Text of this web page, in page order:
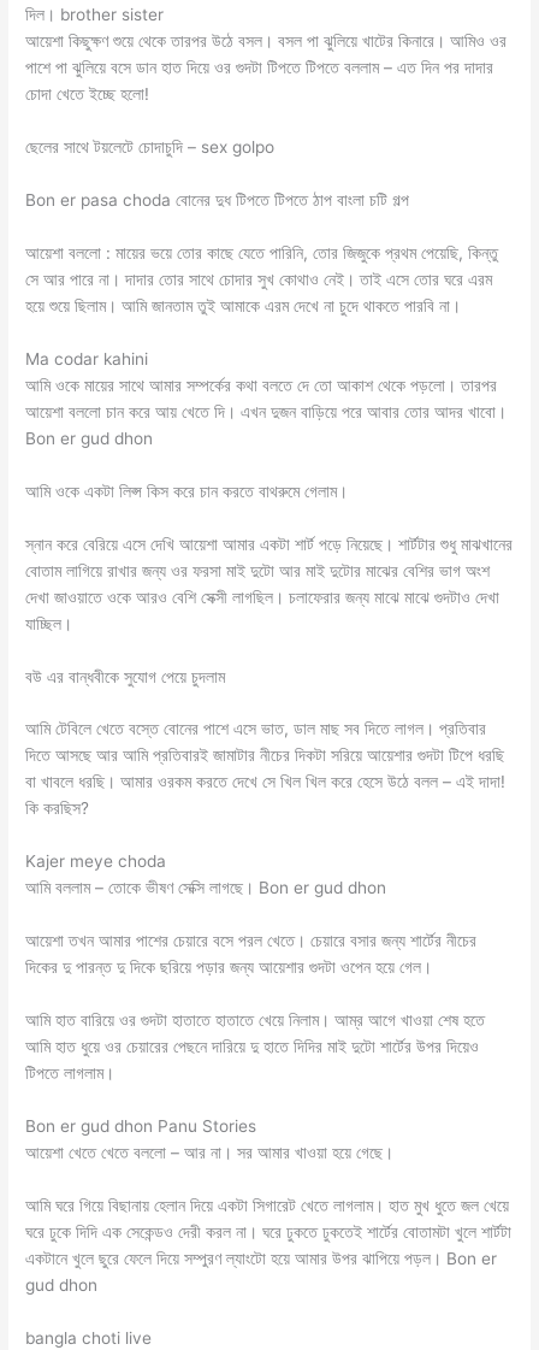
দিল। brother sister
আয়েশা কিছুক্ষণ শুয়ে থেকে তারপর উঠে বসল। বসল পা ঝুলিয়ে খাটের কিনারে। আমিও ওর
পাশে পা ঝুলিয়ে বসে ডান হাত দিয়ে ওর গুদটা টিপতে টিপতে বললাম – এত দিন পর দাদার
চোদা খেতে ইচ্ছে হলো!
ছেলের সাথে টয়লেটে চোদাচুদি – sex golpo
Bon er pasa choda বোনের দুধ টিপতে টিপতে ঠাপ বাংলা চটি গল্প
আয়েশা বললো : মায়ের ভয়ে তোর কাছে যেতে পারিনি, তোর জিজুকে প্রথম পেয়েছি, কিন্তু
সে আর পারে না। দাদার তোর সাথে চোদার সুখ কোথাও নেই। তাই এসে তোর ঘরে এরম
হয়ে শুয়ে ছিলাম। আমি জানতাম তুই আমাকে এরম দেখে না চুদে থাকতে পারবি না।
Ma codar kahini
আমি ওকে মায়ের সাথে আমার সম্পর্কের কথা বলতে দে তো আকাশ থেকে পড়লো। তারপর
আয়েশা বললো চান করে আয় খেতে দি। এখন দুজন বাড়িয়ে পরে আবার তোর আদর খাবো।
Bon er gud dhon
আমি ওকে একটা লিপ্স কিস করে চান করতে বাথরুমে গেলাম।
স্নান করে বেরিয়ে এসে দেখি আয়েশা আমার একটা শার্ট পড়ে নিয়েছে। শার্টটার শুধু মাঝখানের
বোতাম লাগিয়ে রাখার জন্য ওর ফরসা মাই দুটো আর মাই দুটোর মাঝের বেশির ভাগ অংশ
দেখা জাওয়াতে ওকে আরও বেশি সেক্সী লাগছিল। চলাফেরার জন্য মাঝে মাঝে গুদটাও দেখা
যাচ্ছিল।
বউ এর বান্ধবীকে সুযোগ পেয়ে চুদলাম
আমি টেবিলে খেতে বস্তে বোনের পাশে এসে ভাত, ডাল মাছ সব দিতে লাগল। প্রতিবার
দিতে আসছে আর আমি প্রতিবারই জামাটার নীচের দিকটা সরিয়ে আয়েশার গুদটা টিপে ধরছি
বা খাবলে ধরছি। আমার ওরকম করতে দেখে সে খিল খিল করে হেসে উঠে বলল – এই দাদা!
কি করছিস?
Kajer meye choda
আমি বললাম – তোকে ভীষণ সেক্সি লাগছে। Bon er gud dhon
আয়েশা তখন আমার পাশের চেয়ারে বসে পরল খেতে। চেয়ারে বসার জন্য শার্টের নীচের
দিকের দু পারন্ত দু দিকে ছরিয়ে পড়ার জন্য আয়েশার গুদটা ওপেন হয়ে গেল।
আমি হাত বারিয়ে ওর গুদটা হাতাতে হাতাতে খেয়ে নিলাম। আম্র আগে খাওয়া শেষ হতে
আমি হাত ধুয়ে ওর চেয়ারের পেছনে দারিয়ে দু হাতে দিদির মাই দুটো শার্টের উপর দিয়েও
টিপতে লাগলাম।
Bon er gud dhon Panu Stories
আয়েশা খেতে খেতে বললো – আর না। সর আমার খাওয়া হয়ে গেছে।
আমি ঘরে গিয়ে বিছানায় হেলান দিয়ে একটা সিগারেট খেতে লাগলাম। হাত মুখ ধুতে জল খেয়ে
ঘরে ঢুকে দিদি এক সেকেন্ডও দেরী করল না। ঘরে ঢুকতে ঢুকতেই শার্টের বোতামটা খুলে শার্টটা
একটানে খুলে ছুরে ফেলে দিয়ে সম্পুরণ ল্যাংটো হয়ে আমার উপর ঝাপিয়ে পড়ল। Bon er
gud dhon
bangla choti live